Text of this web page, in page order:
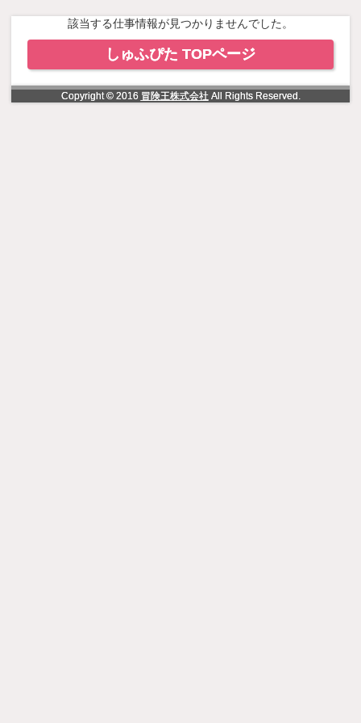
該当する仕事情報が見つかりませんでした。
しゅふぴた TOPページ
Copyright © 2016 冒険王株式会社All Rights Reserved.